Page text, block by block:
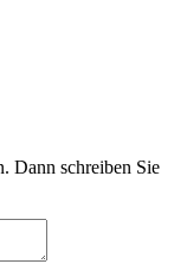
Dann schreiben Sie